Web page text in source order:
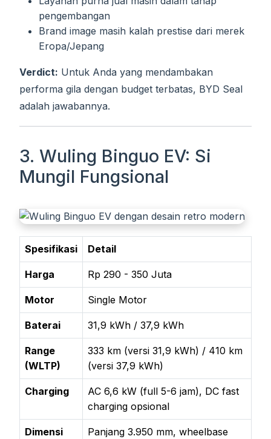
pengembangan
Brand image masih kalah prestise dari merek
Eropa/Jepang
Verdict: Untuk Anda yang mendambakan
performa gila dengan budget terbatas, BYD Seal
adalah jawabannya.
3. Wuling Binguo EV: Si
Mungil Fungsional
Spesifikasi Detail
Harga Rp 290 - 350 Juta
Motor Single Motor
Baterai 31,9 kWh / 37,9 kWh
Range
(WLTP)
333 km (versi 31,9 kWh) / 410 km
(versi 37,9 kWh)
Charging
AC 6,6 kW (full 5-6 jam), DC fast
charging opsional
Dimensi
Panjang 3.950 mm, wheelbase